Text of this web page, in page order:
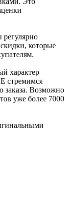
которые
характер
стремимся
заказа. Возможно
уже более 7000